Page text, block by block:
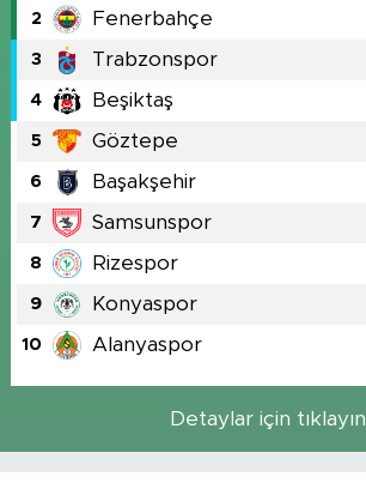
2 Fenerbahçe
3 Trabzonspor
4 Beşiktaş
5 Göztepe
6 Başakşehir
7 Samsunspor
8 Rizespor
9 Konyaspor
10 Alanyaspor
Detaylar için tıklayın